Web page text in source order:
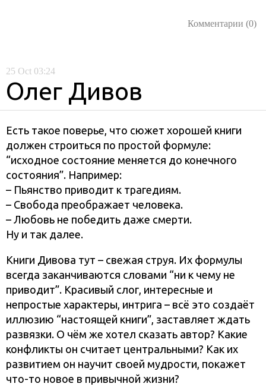
Комментарии (0)
25 Oct 03:24
Олег Дивов
Есть такое поверье, что сюжет хорошей книги
должен строиться по простой формуле:
“исходное состояние меняется до конечного
состояния”. Например:
– Пьянство приводит к трагедиям.
– Свобода преображает человека.
– Любовь не победить даже смерти.
Ну и так далее.
Книги Дивова тут – свежая струя. Их формулы
всегда заканчиваются словами “ни к чему не
приводит”. Красивый слог, интересные и
непростые характеры, интрига – всё это создаёт
иллюзию “настоящей книги”, заставляет ждать
развязки. О чём же хотел сказать автор? Какие
конфликты он считает центральными? Как их
развитием он научит своей мудрости, покажет
что-то новое в привычной жизни?